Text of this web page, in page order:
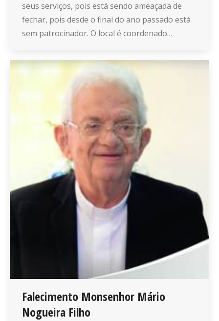
seus serviços, pois está sendo ameaçada de
fechar, pois desde o final do ano passado está
sem patrocinador. O local é coordenado…
Falecimento Monsenhor Mário
Nogueira Filho